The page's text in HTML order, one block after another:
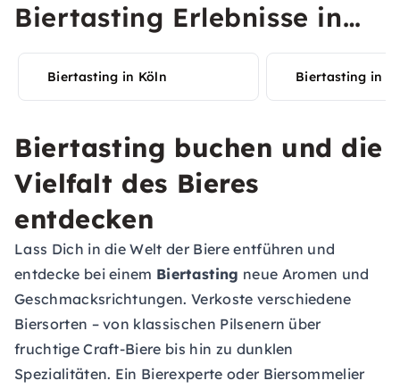
Biertasting Erlebnisse in
Deiner Stadt entdecken
Biertasting in Köln Biertasting in
Biertasting buchen und die
Vielfalt des Bieres
entdecken
Lass Dich in die Welt der Biere entführen und
entdecke bei einem Biertasting neue Aromen und
Geschmacksrichtungen. Verkoste verschiedene
Biersorten – von klassischen Pilsenern über
fruchtige Craft-Biere bis hin zu dunklen
Spezialitäten. Ein Bierexperte oder Biersommelier